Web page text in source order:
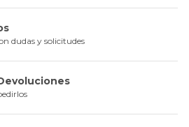
dudas y solicitudes